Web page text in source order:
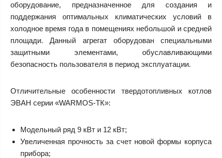
оборудование, предназначенное для создания и
поддержания оптимальных климатических условий в
холодное время года в помещениях небольшой и средней
площади. Данный агрегат оборудован специальными
защитными элементами, обуславливающими
безопасность пользователя в период эксплуатации.
Отличительные особенности твердотопливных котлов
ЭВАН серии «WARMOS-TК»:
Модельный ряд 9 кВт и 12 кВт;
Увеличенная прочность за счет новой формы корпуса
прибора;